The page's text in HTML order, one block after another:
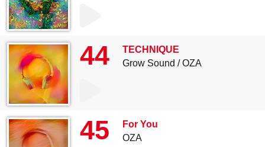
44
TECHNIQUE
Grow Sound
OZA
45
For You
OZA